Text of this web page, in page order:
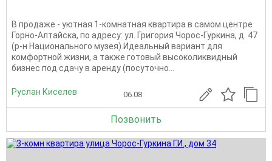
В продаже - уютная 1-комнатная квартира в самом центре
Горно-Алтайска, по адресу: ул. Григория Чорос-Гуркина, д. 47
(р-н Национального музея).Идеальный вариант для
комфортной жизни, а также готовый высоколиквидный
бизнес под сдачу в аренду (посуточно...
Руслан Киселев 06.08
Позвонить